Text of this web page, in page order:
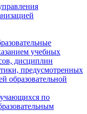
учебных
дисциплин
предусмотренных
образовательной
по